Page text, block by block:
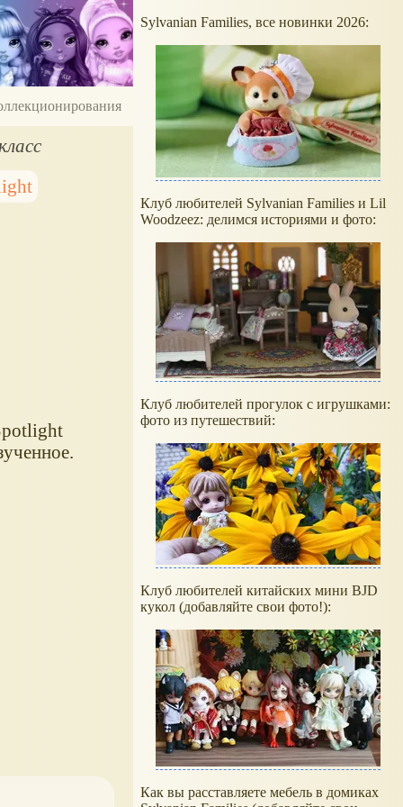
Sylvanian Families, все новинки 2026:
Клуб любителей Sylvanian Families и Lil
Woodzeez: делимся историями и фото:
Клуб любителей прогулок с игрушками:
фото из путешествий:
Клуб любителей китайских мини BJD
кукол (добавляйте свои фото!):
Как вы расставляете мебель в домиках